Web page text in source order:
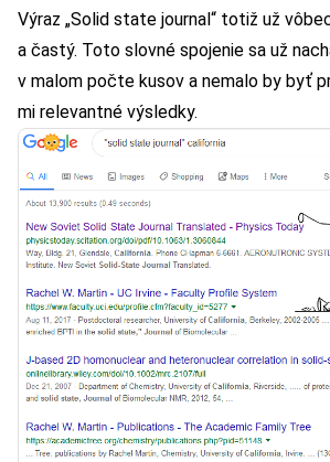
Výraz „Solid state journal“ totiž už
a častý. Toto slovné spojenie sa už
v malom počte kusov a nemalo by byť
mi relevantné výsledky.